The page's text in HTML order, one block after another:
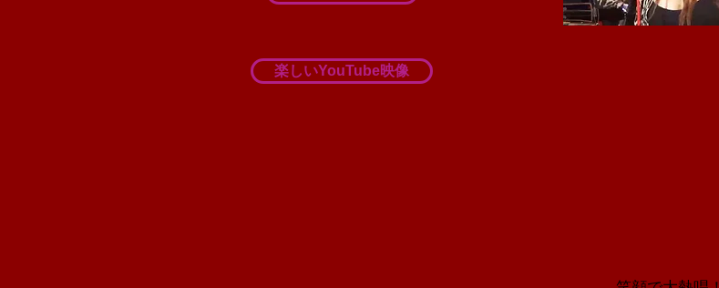
楽しいYouTube映像